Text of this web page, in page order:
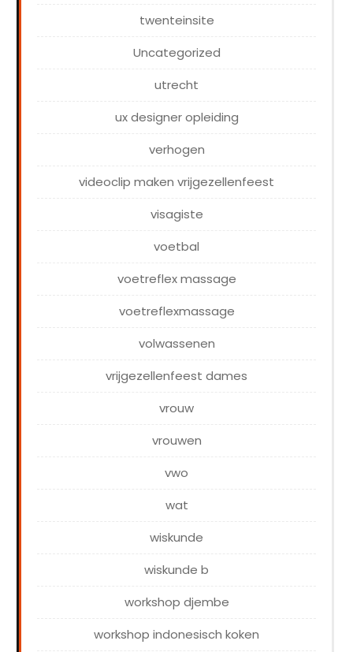
twenteinsite
Uncategorized
utrecht
ux designer opleiding
verhogen
videoclip maken vrijgezellenfeest
visagiste
voetbal
voetreflex massage
voetreflexmassage
volwassenen
vrijgezellenfeest dames
vrouw
vrouwen
vwo
wat
wiskunde
wiskunde b
workshop djembe
workshop indonesisch koken